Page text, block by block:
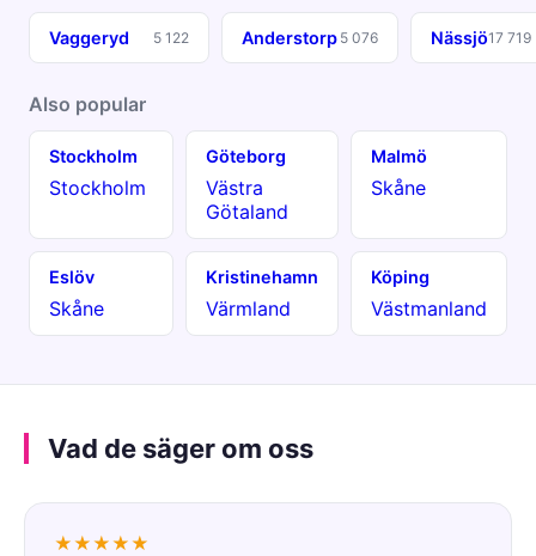
Vaggeryd 5 122 Anderstorp 5 076 Nässjö17 719
Also popular
Stockholm
Stockholm
Göteborg
Västra
Götaland
Malmö
Skåne
Eslöv
Skåne
Kristinehamn
Värmland
Köping
Västmanland
Vad de säger om oss
★★★★★